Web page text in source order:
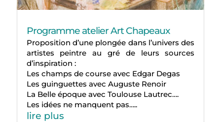
Programme atelier Art Chapeaux
Proposition d’une plongée dans l’univers des
artistes peintre au gré de leurs sources
d’inspiration :
Les champs de course avec Edgar Degas
Les guinguettes avec Auguste Renoir
La Belle époque avec Toulouse Lautrec….
Les idées ne manquent pas…..
lire plus